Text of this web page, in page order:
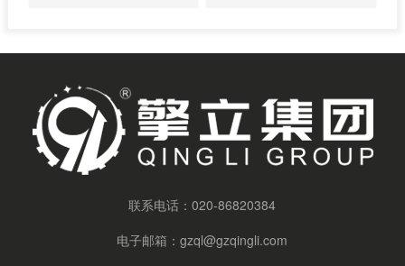
联系电话：020-86820384
电子邮箱：gzql@gzqingli.com